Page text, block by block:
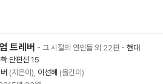
트레버 - 그 시절의 연인들 외 22편 - 현대
단편선 15
(지은이), 이선혜 (옮긴이)